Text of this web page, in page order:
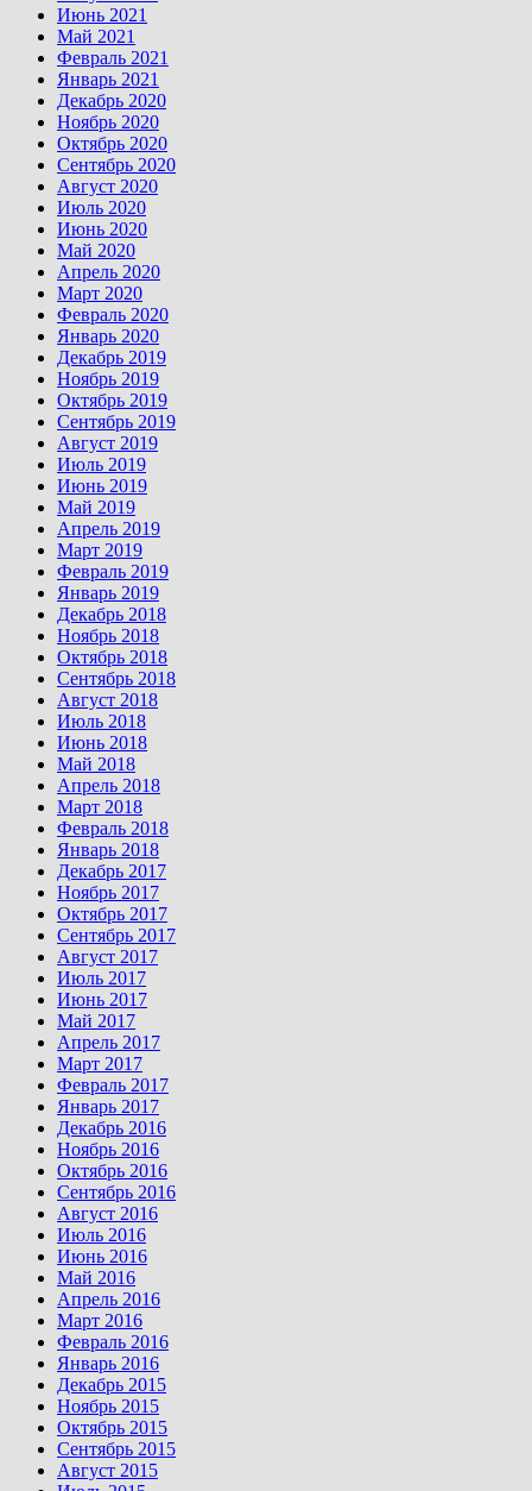
Июнь 2021
Май 2021
Февраль 2021
Январь 2021
Декабрь 2020
Ноябрь 2020
Октябрь 2020
Сентябрь 2020
Август 2020
Июль 2020
Июнь 2020
Май 2020
Апрель 2020
Март 2020
Февраль 2020
Январь 2020
Декабрь 2019
Ноябрь 2019
Октябрь 2019
Сентябрь 2019
Август 2019
Июль 2019
Июнь 2019
Май 2019
Апрель 2019
Март 2019
Февраль 2019
Январь 2019
Декабрь 2018
Ноябрь 2018
Октябрь 2018
Сентябрь 2018
Август 2018
Июль 2018
Июнь 2018
Май 2018
Апрель 2018
Март 2018
Февраль 2018
Январь 2018
Декабрь 2017
Ноябрь 2017
Октябрь 2017
Сентябрь 2017
Август 2017
Июль 2017
Июнь 2017
Май 2017
Апрель 2017
Март 2017
Февраль 2017
Январь 2017
Декабрь 2016
Ноябрь 2016
Октябрь 2016
Сентябрь 2016
Август 2016
Июль 2016
Июнь 2016
Май 2016
Апрель 2016
Март 2016
Февраль 2016
Январь 2016
Декабрь 2015
Ноябрь 2015
Октябрь 2015
Сентябрь 2015
Август 2015